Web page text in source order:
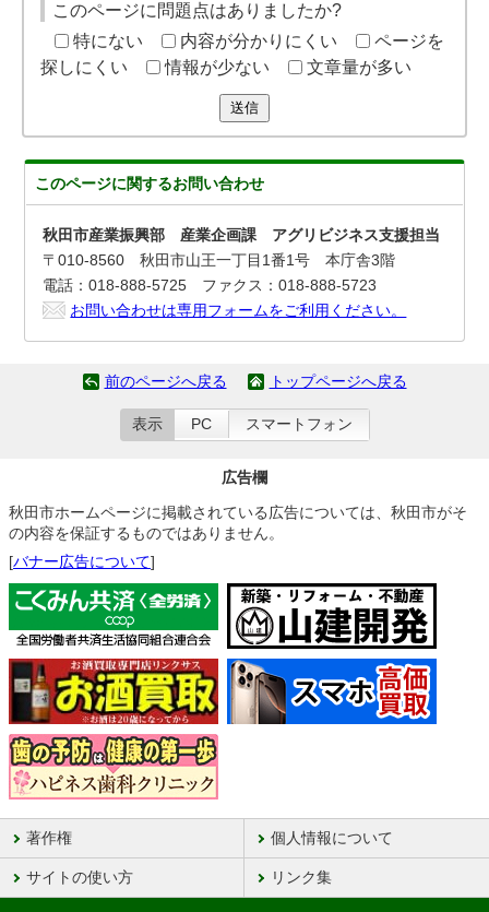
このページに問題点はありましたか?
特にない
内容が分かりにくい
ページを
探しにくい
情報が少ない 文章量が多い
送信
このページに関するお問い合わせ
秋田市産業振興部 産業企画課 アグリビジネス支援担当
〒010-8560 秋田市山王一丁目1番1号 本庁舎3階
電話：018-888-5725 ファクス：018-888-5723
お問い合わせは専用フォームをご利用ください。
前のページへ戻る トップページへ戻る
表示 PC スマートフォン
広告欄
秋田市ホームページに掲載されている広告については、秋田市がそ
の内容を保証するものではありません。
[バナー広告について]
著作権 個人情報について
サイトの使い方 リンク集